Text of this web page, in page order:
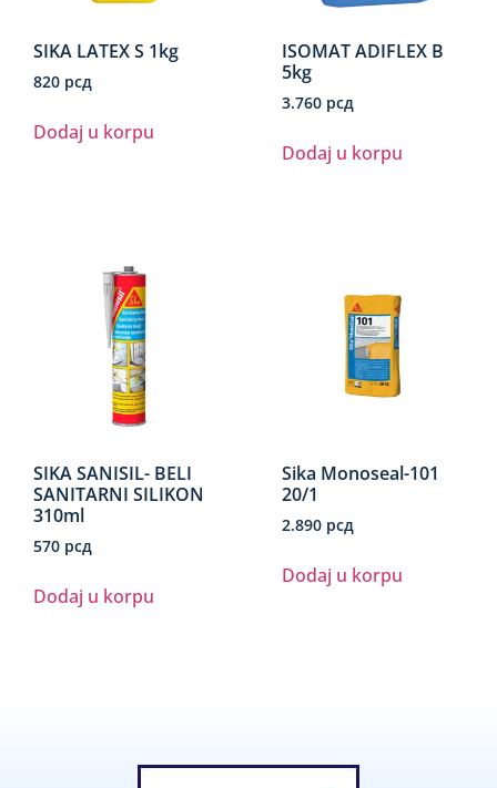
SIKA LATEX S 1kg
820 рсд
Dodaj u korpu
ISOMAT ADIFLEX B
5kg
3.760 рсд
Dodaj u korpu
SIKA SANISIL- BELI
SANITARNI SILIKON
310ml
570 рсд
Dodaj u korpu
Sika Monoseal-101
20/1
2.890 рсд
Dodaj u korpu